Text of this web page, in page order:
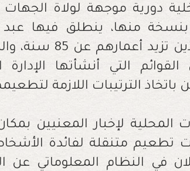
دورية موجهة لولاة
منها، ينطلق فيها عبد
لفتيت من خصوصية الأشخاص الذين
التي أنشأتها الإدارة
الترتيبات اللازمة
لإخبار المعنيين
تطعيم متنقلة لفائدة
في النظام المعلوماتي عن